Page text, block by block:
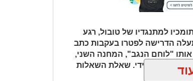
למתנגדיו של טובול, רגע
הדרישה לפטרו בעקבות כתב
"לוחם הנגב", המחנה השני,
סילוקו המיידי. שאלת השאלות